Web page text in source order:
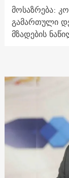
მოსაზრება:
გამართული
მზადების